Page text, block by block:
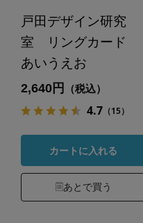
戸田デザイン研究
室 リングカード
あいうえお
2,640円 （税込）
4.7（15）
カートに入れる
あとで買う